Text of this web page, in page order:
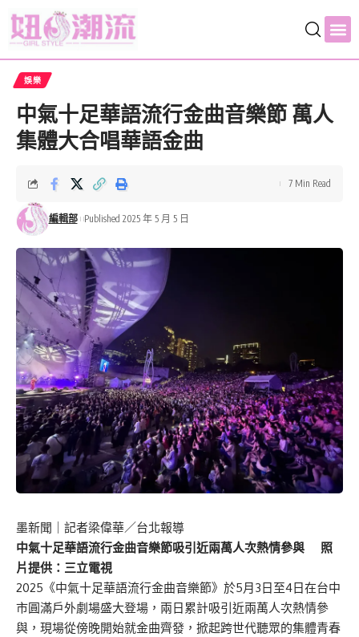
娛樂
中氣十足華語流行金曲音樂節 萬人
集體大合唱華語金曲
編輯部 Published 2025 年 5 月 5 日
7 Min Read
墨新聞
｜記者梁偉華／台北報導
中氣十足華語流行金曲音樂節吸引近兩萬人次熱情參與 照
片提供：三立電視
2025《中氣十足華語流行金曲音樂節》於5月3日至4日在台中
市圓滿戶外劇場盛大登場，兩日累計吸引近兩萬人次熱情參
與，現場從傍晚開始就金曲齊發，掀起跨世代聽眾的集體青春